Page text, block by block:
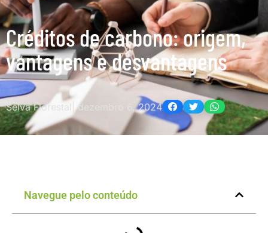
Créditos de carbono: origem,
vantagens e desvantagens
Selva Florestal dezembro 6, 2024
Navegue pelo conteúdo